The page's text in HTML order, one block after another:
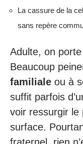
La cassure de la
sans repère
Adulte, on
Beaucoup
familiale ou à
suffit parfois
voir ressurgir le
surface.